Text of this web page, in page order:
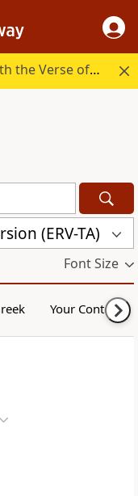
Start your day in God's Word with the Verse of the Day.
(ERV-TA)
Font Size
Your Content